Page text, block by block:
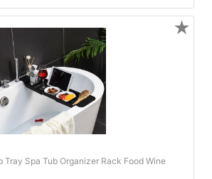
Tray Spa Tub Organizer Rack Food Wine
★